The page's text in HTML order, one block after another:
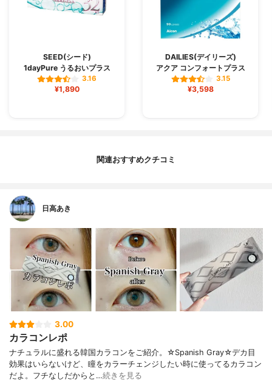
SEED(シード)
1dayPure うるおいプラス
3.16
¥1,890
DAILIES(デイリーズ)
アクア コンフォートプラス
3.15
¥3,598
関連おすすめクチコミ
日高あき
3.00
カラコンレポ
ナチュラルに盛れる韓国カラコンをご紹介。☆Spanish Gray☆デカ目
効果はいらないけど、瞳をカラーチェンジしたい時に使ってるカラコン
だよ。フチなしだからと…続きを見る